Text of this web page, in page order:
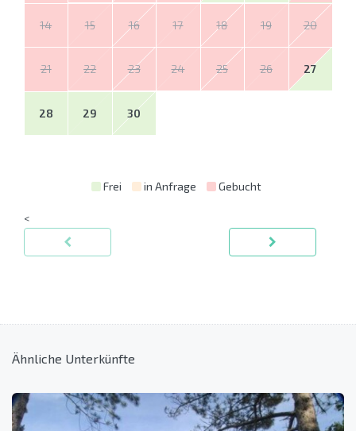
14 15 16 17 18 19 20
21 22 23 24 25 26 27
28 29 30
Frei in Anfrage Gebucht
<
Ähnliche Unterkünfte